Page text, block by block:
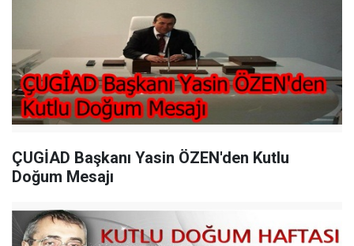
ÇUGİAD Başkanı Yasin ÖZEN'den Kutlu
Doğum Mesajı